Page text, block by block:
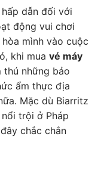
dẫn đối với
động vui chơi
mình vào cuộc
khi mua vé máy
thú những bảo
ẩm thực địa
Mặc dù Biarritz
trội ở Pháp
chắc chắn